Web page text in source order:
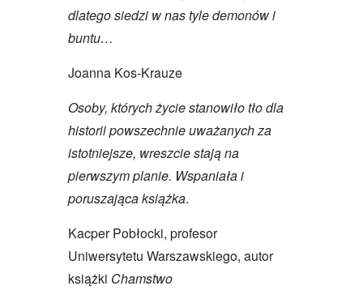
dlatego siedzi w nas tyle demonów i
buntu…
Joanna Kos-Krauze
Osoby, których życie stanowiło tło dla
historii powszechnie uważanych za
istotniejsze, wreszcie stają na
pierwszym planie. Wspaniała i
poruszająca książka.
Kacper Pobłocki, profesor
Uniwersytetu Warszawskiego, autor
książki Chamstwo